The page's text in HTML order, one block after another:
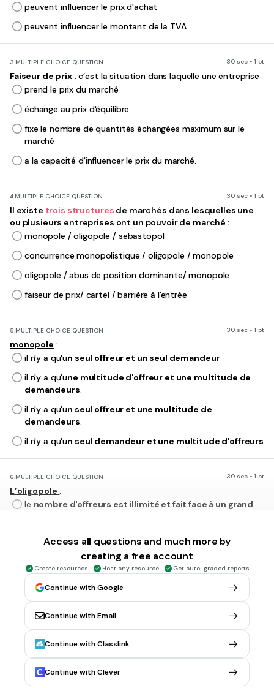
peuvent influencer le prix d'achat
peuvent influencer le montant de la TVA
3.MULTIPLE CHOICE QUESTION 30 sec • 1 pt
Faiseur de prix: c’est la situation dans laquelle une entreprise
prend le prix du marché
échange au prix d'équilibre
fixe le nombre de quantités échangées maximum sur le
marché
a la capacité d'influencer le prix du marché.
4.MULTIPLE CHOICE QUESTION 30 sec • 1 pt
Il existe trois structures de marchés dans lesquelles une
ou plusieurs entreprises ont un pouvoir de marché :
monopole / oligopole / sebastopol
concurrence monopolistique / oligopole / monopole
oligopole / abus de position dominante/ monopole
faiseur de prix/ cartel / barrière à l'entrée
5.MULTIPLE CHOICE QUESTION 30 sec • 1 pt
monopole :
il n'y a qu'un seul offreur et un seul demandeur
il n'y a qu'une multitude d'offreur et une multitude de
demandeurs.
il n'y a qu'un seul offreur et une multitude de
demandeurs.
il n'y a qu'un seul demandeur et une multitude d'offreurs
6.MULTIPLE CHOICE QUESTION 30 sec • 1 pt
L’oligopole :
le nombre d'offreurs est illimité et fait face à un grand
nombre d'offreurs est limité et fait face à un petit
nombre de demandeur
lenombre d'offreurs est illimité et fait face à un petit
nombre de demandeur
lenombre d'offreurs est limité et fait face à un grand
nombre de demandeur
MULTIPLE CHOICE QUESTION 30 sec • 1 pt
La concurrence monopolistiqueest une situation de marché
dans laquelle
Access all questions and much more by
creating a free account
Create resources Host any resource Get auto-graded reports
Continue with Google
Continue with Email
Continue with Classlink
Continue with Clever